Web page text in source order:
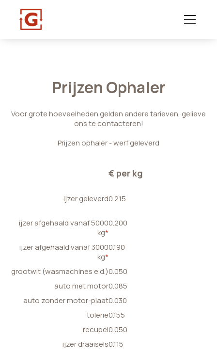
Prijzen Ophaler
Voor grote hoeveelheden gelden andere tarieven, gelieve
ons te contacteren!
Prijzen ophaler - werf geleverd
€ per kg
ijzer geleverd0.215
ijzer afgehaald vanaf 5000
kg*
0.200
ijzer afgehaald vanaf 3000
kg*
0.190
grootwit (wasmachines e.d.)0.050
auto met motor0.085
auto zonder motor-plaat0.030
tolerie0.155
recupel0.050
ijzer draaisels0.115